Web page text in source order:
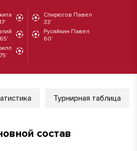
17'
65'
75'
Спирюгов Павел
33'
Русяйкин Павел
60'
Турнирная таблица
состав